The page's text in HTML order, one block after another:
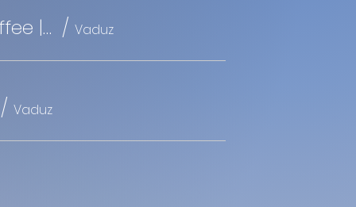
10:00 Uhr | Gottesdienst mit Abendmahl und Kirchenkaffee | Pfarrer Brückner /Vaduz
Vaduz